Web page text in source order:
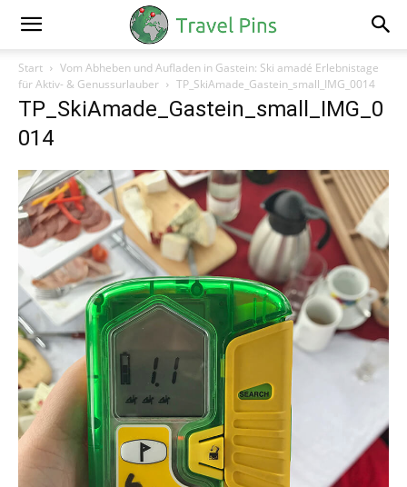
Start
Vom Abheben und Aufladen in Gastein: Ski amadé Erlebnistage
für Aktiv- & Genussurlauber
TP_SkiAmade_Gastein_small_IMG_0014
TP_SkiAmade_Gastein_small_IMG_0
014